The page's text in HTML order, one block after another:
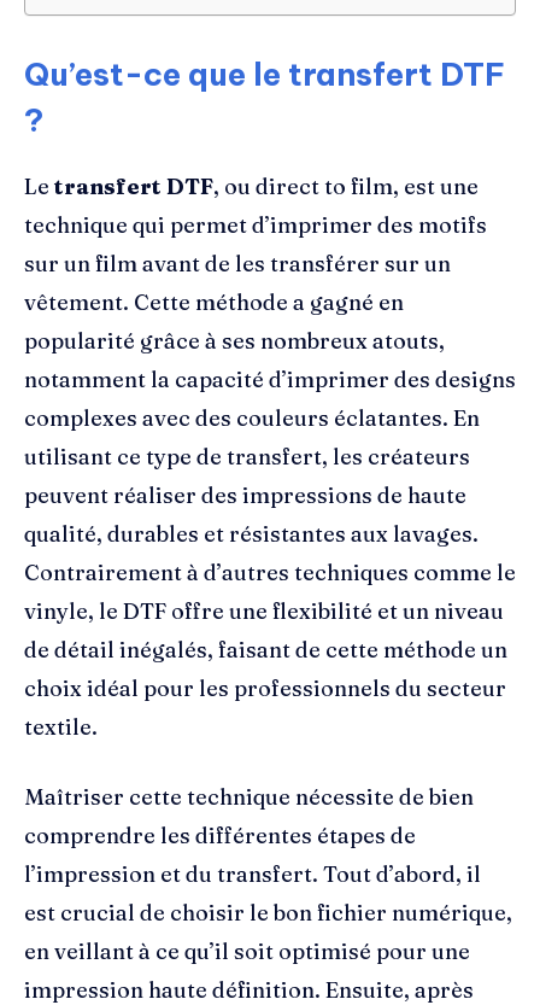
Qu’est-ce que le transfert DTF
?
Le transfert DTF, ou direct to film, est une
technique qui permet d’imprimer des motifs
sur un film avant de les transférer sur un
vêtement. Cette méthode a gagné en
popularité grâce à ses nombreux atouts,
notamment la capacité d’imprimer des designs
complexes avec des couleurs éclatantes. En
utilisant ce type de transfert, les créateurs
peuvent réaliser des impressions de haute
qualité, durables et résistantes aux lavages.
Contrairement à d’autres techniques comme le
vinyle, le DTF offre une flexibilité et un niveau
de détail inégalés, faisant de cette méthode un
choix idéal pour les professionnels du secteur
textile.
Maîtriser cette technique nécessite de bien
comprendre les différentes étapes de
l’impression et du transfert. Tout d’abord, il
est crucial de choisir le bon fichier numérique,
en veillant à ce qu’il soit optimisé pour une
impression haute définition. Ensuite, après